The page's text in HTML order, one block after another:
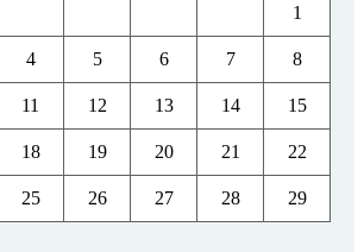
1
4 5 6 7 8
11 12 13 14 15
18 19 20 21 22
25 26 27 28 29